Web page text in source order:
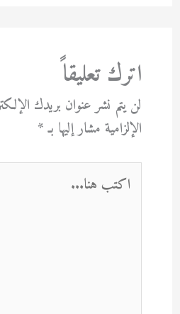
اترك تعليقاً
لن يتم نشر عنوان بريدك
الإلزامية مشار إليها بـ*
اكتب
هنا...